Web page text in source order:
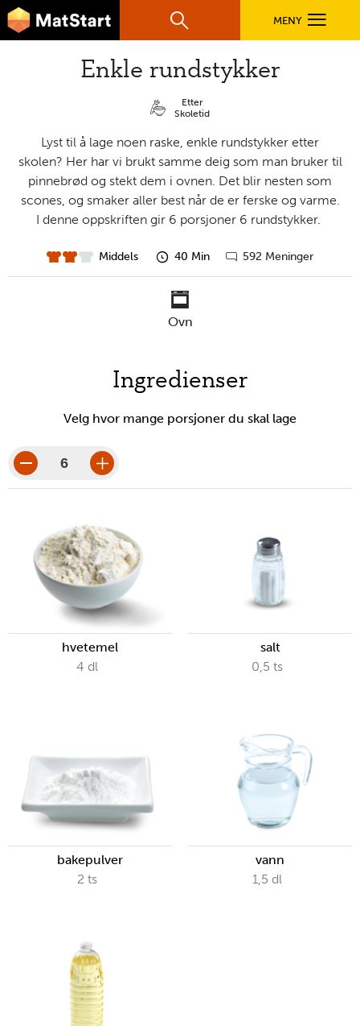
Hopp til hovedinnhold
hovednavigasjonsmobilversjon
Søk MENY
FILM
FØR DU STARTER
LÆR MER
Enkle rundstykker
Etter
Skoletid
Lyst til å lage noen raske, enkle rundstykker etter
skolen? Her har vi brukt samme deig som man bruker til
pinnebrød og stekt dem i ovnen. Det blir nesten som
scones, og smaker aller best når de er ferske og varme.
I denne oppskriften gir 6 porsjoner 6 rundstykker.
vanskelighet
Middels
forberedelsestid
40 Min
Gå
592 Meninger
ovn
Ingredienser
Velg hvor mange porsjoner du skal lage
porsjoner
hvetemel
4 dl
salt
0,5 ts
bakepulver
2 ts
vann
1,5 dl